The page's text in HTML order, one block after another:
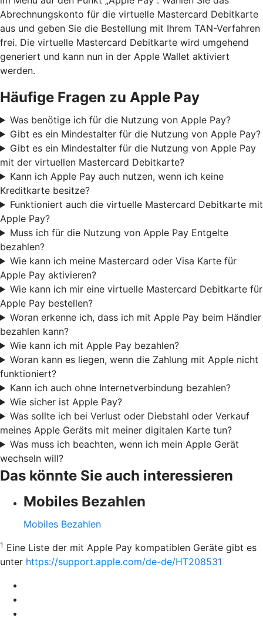
Abrechnungskonto für die virtuelle Mastercard Debitkarte
aus und geben Sie die Bestellung mit Ihrem TAN-Verfahren
frei. Die virtuelle Mastercard Debitkarte wird umgehend
generiert und kann nun in der Apple Wallet aktiviert
werden.
Häufige Fragen zu Apple Pay
Was benötige ich für die Nutzung von Apple Pay?
Gibt es ein Mindestalter für die Nutzung von Apple Pay?
Gibt es ein Mindestalter für die Nutzung von Apple Pay
mit der virtuellen Mastercard Debitkarte?
Kann ich Apple Pay auch nutzen, wenn ich keine
Kreditkarte besitze?
Funktioniert auch die virtuelle Mastercard Debitkarte mit
Apple Pay?
Muss ich für die Nutzung von Apple Pay Entgelte
bezahlen?
Wie kann ich meine Mastercard oder Visa Karte für
Apple Pay aktivieren?
Wie kann ich mir eine virtuelle Mastercard Debitkarte für
Apple Pay bestellen?
Woran erkenne ich, dass ich mit Apple Pay beim Händler
bezahlen kann?
Wie kann ich mit Apple Pay bezahlen?
Woran kann es liegen, wenn die Zahlung mit Apple nicht
funktioniert?
Kann ich auch ohne Internetverbindung bezahlen?
Wie sicher ist Apple Pay?
Was sollte ich bei Verlust oder Diebstahl oder Verkauf
meines Apple Geräts mit meiner digitalen Karte tun?
Was muss ich beachten, wenn ich mein Apple Gerät
wechseln will?
Das könnte Sie auch interessieren
Mobiles Bezahlen
Mobiles Bezahlen
1 Eine Liste der mit Apple Pay kompatiblen Geräte gibt es
unter https://support.apple.com/de-de/HT208531